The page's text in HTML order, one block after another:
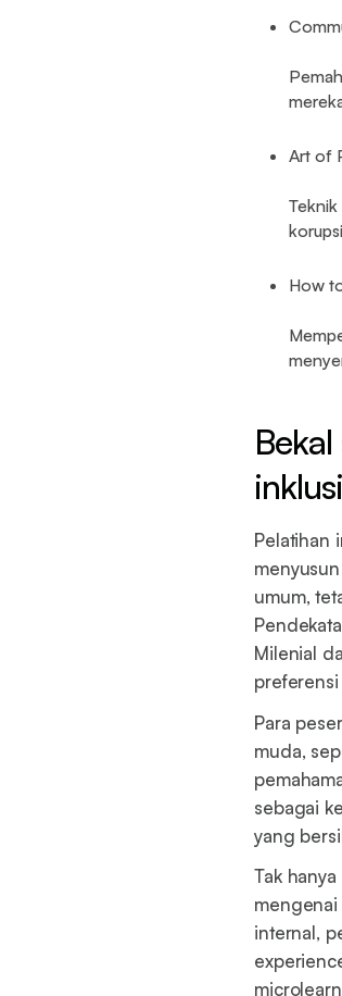
Art of
How
Pelatihan
umum,
Milenial
Para
muda,
sebagai
yang
Tak
internal,